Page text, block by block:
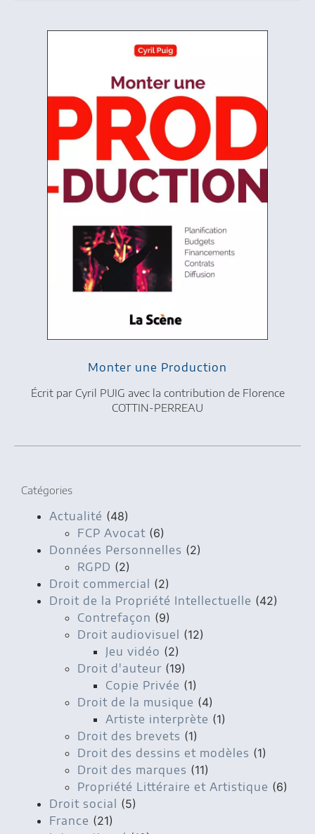
Monter une Production
Écrit par Cyril PUIG avec la contribution de Florence
COTTIN-PERREAU
Catégories
Actualité (48)
FCP Avocat (6)
Données Personnelles (2)
RGPD (2)
Droit commercial (2)
Droit de la Propriété Intellectuelle (42)
Contrefaçon (9)
Droit audiovisuel (12)
Jeu vidéo (2)
Droit d'auteur (19)
Copie Privée (1)
Droit de la musique (4)
Artiste interprète (1)
Droit des brevets (1)
Droit des dessins et modèles (1)
Droit des marques (11)
Propriété Littéraire et Artistique (6)
Droit social (5)
France (21)